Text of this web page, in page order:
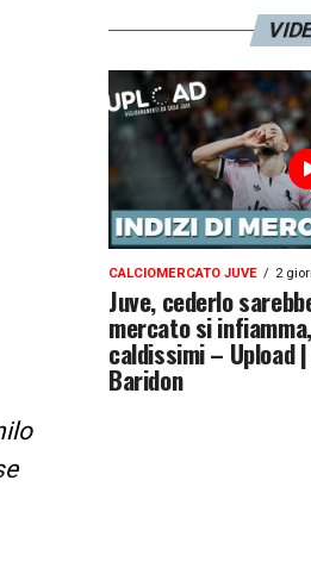
CALCIOMERCATO JUVE 2
Juve, cederlo
mercato si
caldissimi – Upload |
Baridon